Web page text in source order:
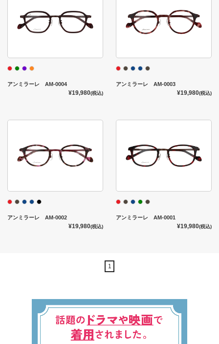
アンミラーレ AM-0004
¥19,980(税込)
アンミラーレ AM-0003
¥19,980(税込)
アンミラーレ AM-0002
¥19,980(税込)
アンミラーレ AM-0001
¥19,980(税込)
1